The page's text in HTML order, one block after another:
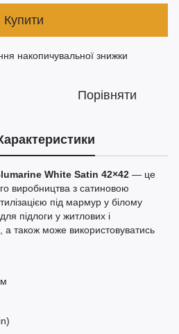
Купити
накопичувальної знижки
Порівняти
White Satin 42×42 — це
виробництва з сатиновою
під мармур у білому
підлоги у житлових і
також може використовуватись